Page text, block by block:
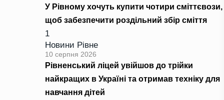
У Рівному хочуть купити чотири сміттєвози,
щоб забезпечити роздільний збір сміття
1
Новини Рівне
10 серпня 2026
Рівненський ліцей увійшов до трійки
найкращих в Україні та отримав техніку для
навчання дітей